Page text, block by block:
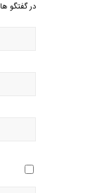
در گفتگو